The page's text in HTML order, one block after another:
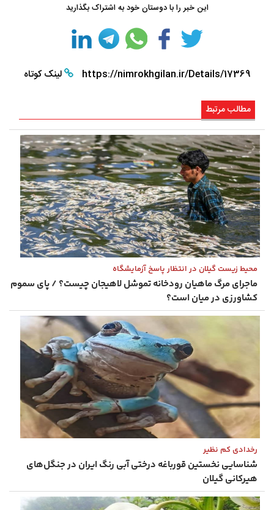
این خبر را با دوستان خود به اشتراک بگذارید
https://nimrokhgilan.ir/Details/17369 لینک کوتاه
مطالب مرتبط
محیط زیست گیلان در انتظار پاسخ آزمایشگاه
ماجرای مرگ ماهیان رودخانه تموشل لاهیجان چیست؟ / پای سموم
کشاورزی در میان است؟
رخدادی کم نظیر
شناسایی نخستین قورباغه درختی آبی ‌رنگ ایران در جنگل‌های
هیرکانی گیلان